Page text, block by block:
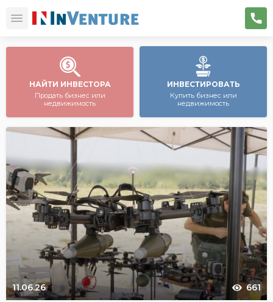
НАЙТИ ИНВЕСТОРА
Продать бизнес или
недвижимость
ИНВЕСТИРОВАТЬ
Купить бизнес или
недвижимость
11.06.26 661